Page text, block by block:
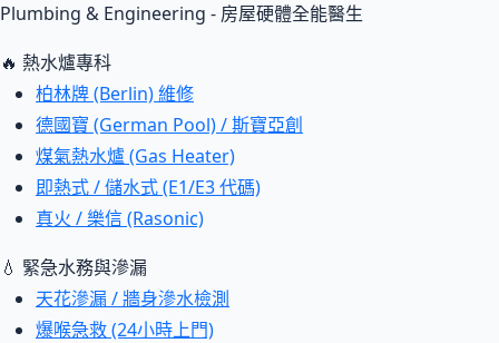
Plumbing & Engineering - 房屋硬體全能醫生
🔥 熱水爐專科
柏林牌 (Berlin) 維修
德國寶 (German Pool) / 斯寶亞創
煤氣熱水爐 (Gas Heater)
即熱式 / 儲水式 (E1/E3 代碼)
真火 / 樂信 (Rasonic)
💧 緊急水務與滲漏
天花滲漏 / 牆身滲水檢測
爆喉急救 (24小時上門)